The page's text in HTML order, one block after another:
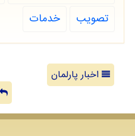
تصویب
خدمات
اخبار پارلمان